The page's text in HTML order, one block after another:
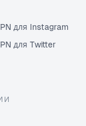
для Instagram
для Twitter